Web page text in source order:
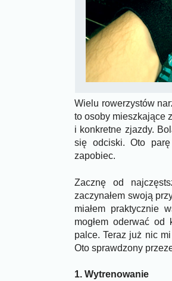
Wielu rowerzystów
to osoby mieszkające
i konkretne zjazdy.
się odciski. Oto
zapobiec.
Zacznę od
zaczynałem swoją
miałem praktycznie
mogłem oderwać
palce. Teraz już nic
Oto sprawdzony
1. Wytrenowanie